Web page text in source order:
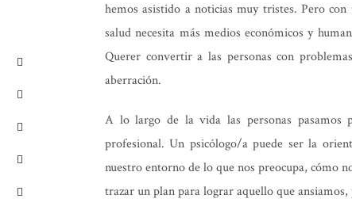
hemos asistido a noticias muy tristes. Pero
salud necesita más medios económicos y
Querer convertir a las personas con
aberración.
A lo largo de la vida las personas pasamos
profesional. Un psicólogo/a puede ser la
nuestro entorno de lo que nos preocupa, cómo
trazar un plan para lograr aquello que